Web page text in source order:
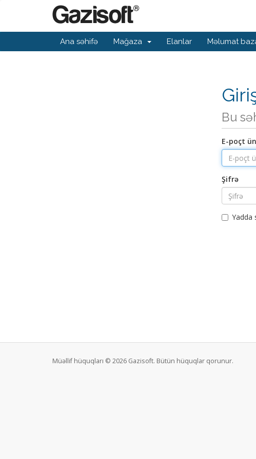
Ana səhifə Mağaza Elanlar Məlumat
Bu
E-poçt
Şifrə
Yadda
Müəllif hüquqları © 2026 Gazisoft. Bütün hüquqlar qorunur.